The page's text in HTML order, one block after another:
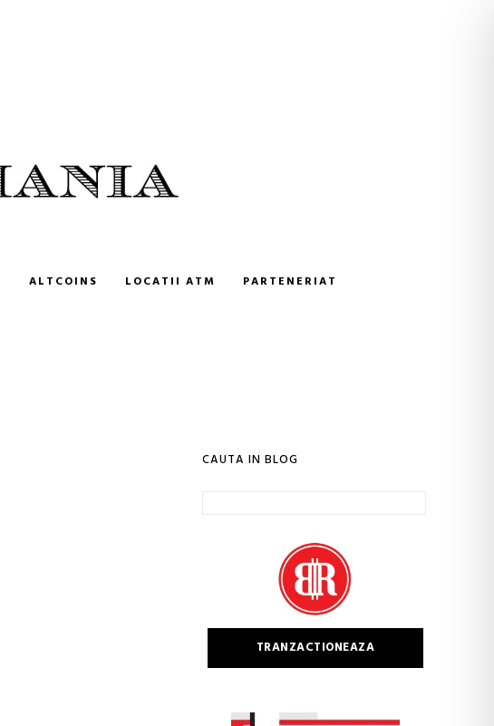
ALTCOINS LOCATII ATM PARTENERIAT
CAUTA IN BLOG
TRANZACTIONEAZA